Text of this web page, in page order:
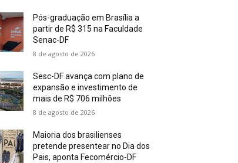
Pós-graduação em Brasília a
partir de R$ 315 na Faculdade
Senac-DF
8 de agosto de 2026
Sesc-DF avança com plano de
expansão e investimento de
mais de R$ 706 milhões
8 de agosto de 2026
Maioria dos brasilienses
pretende presentear no Dia dos
Pais, aponta Fecomércio-DF